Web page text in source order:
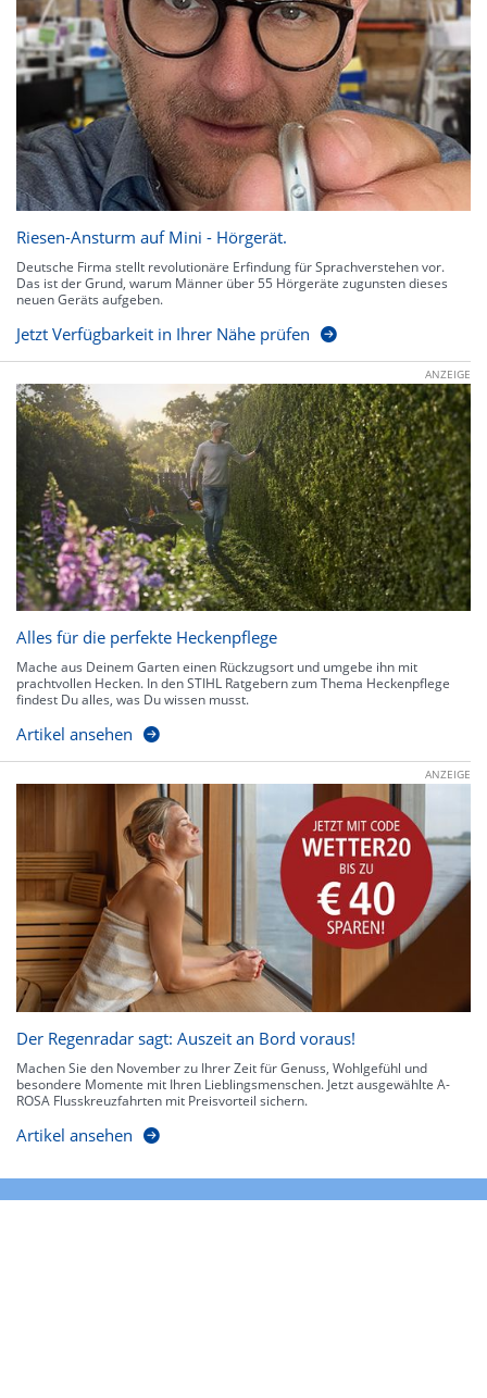
Riesen-Ansturm auf Mini - Hörgerät.
Deutsche Firma stellt revolutionäre Erfindung für Sprachverstehen vor.
Das ist der Grund, warum Männer über 55 Hörgeräte zugunsten dieses
neuen Geräts aufgeben.
Jetzt Verfügbarkeit in Ihrer Nähe prüfen
ANZEIGE
Alles für die perfekte Heckenpflege
Mache aus Deinem Garten einen Rückzugsort und umgebe ihn mit
prachtvollen Hecken. In den STIHL Ratgebern zum Thema Heckenpflege
findest Du alles, was Du wissen musst.
Artikel ansehen
ANZEIGE
Der Regenradar sagt: Auszeit an Bord voraus!
Machen Sie den November zu Ihrer Zeit für Genuss, Wohlgefühl und
besondere Momente mit Ihren Lieblingsmenschen. Jetzt ausgewählte A-
ROSA Flusskreuzfahrten mit Preisvorteil sichern.
Artikel ansehen